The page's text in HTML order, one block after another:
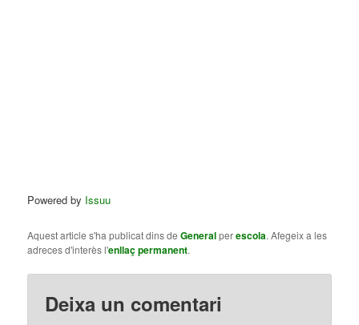
Powered by Issuu
Aquest article s'ha publicat dins deGeneralperescola. Afegeix a les
adreces d'interès l'enllaç permanent.
Deixa un comentari